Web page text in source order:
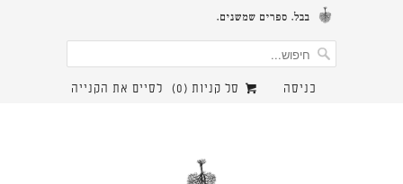
כניסה לסיים את הקנייה סל קניות ( 0
)